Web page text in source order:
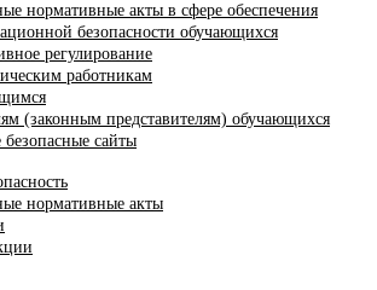
нормативные акты в сфере обеспечения
безопасности обучающихся
регулирование
работникам
(законным представителям) обучающихся
безопасные сайты
нормативные акты